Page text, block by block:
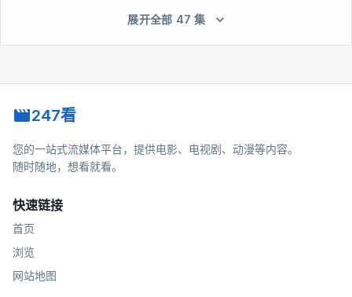
展开全部 47 集
247看
您的一站式流媒体平台，提供电影、电视剧、动漫等内容。
随时随地，想看就看。
快速链接
首页
浏览
网站地图